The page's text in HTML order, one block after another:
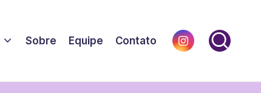
Sobre Equipe Contato instagram.com